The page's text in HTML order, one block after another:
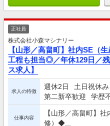
正社員
株式会社小森マシナリー
【山形／高畠町】社内SE（
工程も担当◎／年休129日／
ス求人】
求人の特徴
週休2日 土日祝休み
第二新卒歓迎
学歴
仕事内容
【山形／高畠町】
修）◆...